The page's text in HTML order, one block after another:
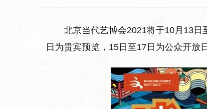
北京当代艺博会2021将于10月13
日为贵宾预览，15日至17日为公众开放日